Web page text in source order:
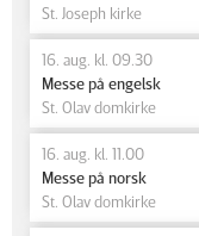
St. Joseph kirke
16. aug. kl. 09.30
Messe på engelsk
St. Olav domkirke
16. aug. kl. 11.00
Messe på norsk
St. Olav domkirke